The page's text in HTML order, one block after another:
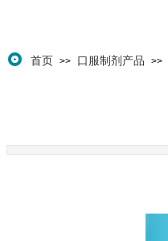
首页 >> 口服制剂产品 >>